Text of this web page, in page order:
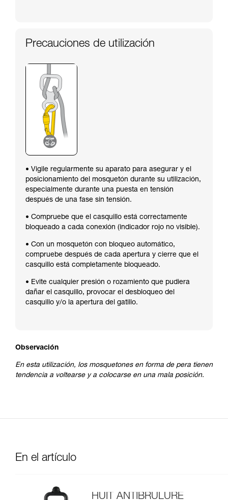
Precauciones de utilización
• Vigile regularmente su aparato para asegurar y el
posicionamiento del mosquetón durante su utilización,
especialmente durante una puesta en tensión
después de una fase sin tensión.
• Compruebe que el casquillo está correctamente
bloqueado a cada conexión (indicador rojo no visible).
• Con un mosquetón con bloqueo automático,
compruebe después de cada apertura y cierre que el
casquillo está completamente bloqueado.
• Evite cualquier presión o rozamiento que pudiera
dañar el casquillo, provocar el desbloqueo del
casquillo y/o la apertura del gatillo.
Observación
En esta utilización, los mosquetones en forma de pera tienen
tendencia a voltearse y a colocarse en una mala posición.
En el artículo
HUIT ANTIBRULURE